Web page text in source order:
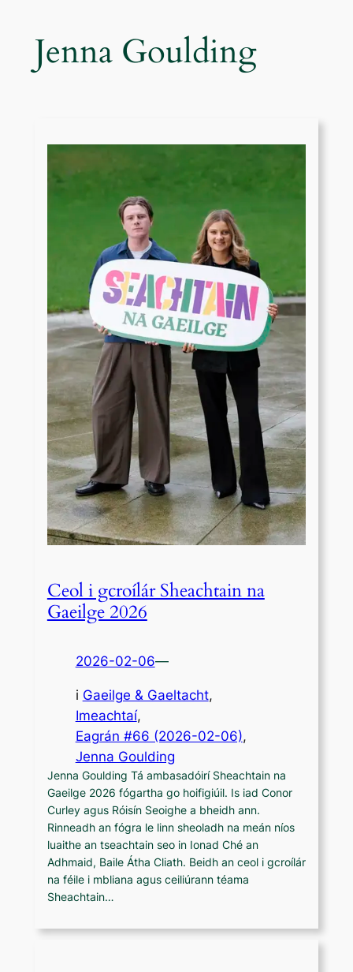
Jenna Goulding
Ceol i gcroílár Sheachtain na
Gaeilge 2026
2026-02-06—
i Gaeilge & Gaeltacht
Imeachtaí,
Eagrán #66 (2026-02-06)
Jenna Goulding
Jenna Goulding Tá ambasadóirí Sheachtain na
Gaeilge 2026 fógartha go hoifigiúil. Is iad Conor
Curley agus Róisín Seoighe a bheidh ann.
Rinneadh an fógra le linn sheoladh na meán níos
luaithe an tseachtain seo in Ionad Ché an
Adhmaid, Baile Átha Cliath. Beidh an ceol i gcroílár
na féile i mbliana agus ceiliúrann téama
Sheachtain…